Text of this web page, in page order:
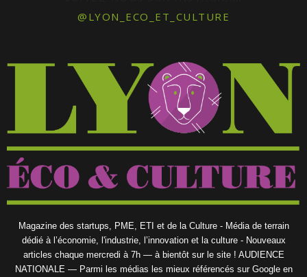
@LYON_ECO_ET_CULTURE
Magazine des startups, PME, ETI et de la Culture - Média de terrain
dédié à l’économie, l'industrie, l’innovation et la culture - Nouveaux
articles chaque mercredi à 7h — à bientôt sur le site ! AUDIENCE
NATIONALE — Parmi les médias les mieux référencés sur Google en